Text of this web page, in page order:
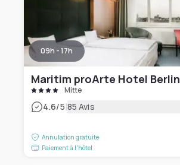
09h - 17h
Maritim proArte Hotel Berlin
Mitte
4.6/5|85 Avis
Annulation gratuite
Paiement à l'hôtel